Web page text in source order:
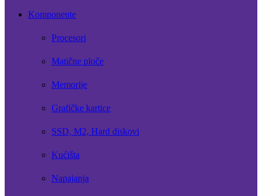
Komponente
Procesori
Matične ploče
Memorije
Grafičke kartice
SSD, M2, Hard diskovi
Kućišta
Napajanja